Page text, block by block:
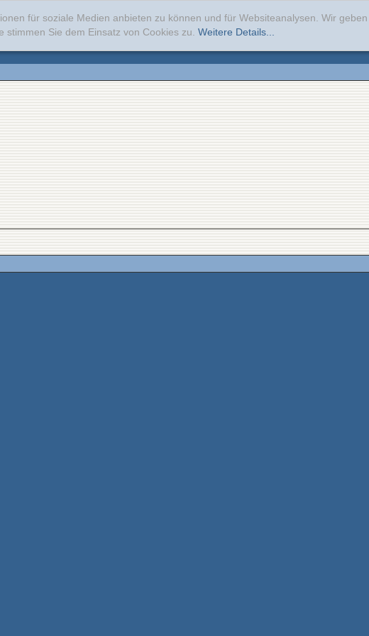
für soziale Medien anbieten zu können und für Websiteanalysen. Wir
Sie dem Einsatz von Cookies zu. Weitere Details...